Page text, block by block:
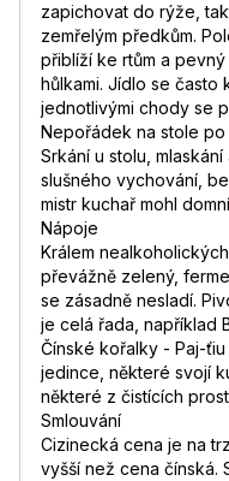
zapichovat do rýže,
zemřelým předkům.
přiblíží ke rtům a
hůlkami. Jídlo se často
jednotlivými chody se
Nepořádek na stole
Srkání u stolu,
slušného vychování,
mistr kuchař mohl
Nápoje
Králem
převážně zelený,
se zásadně nesladí.
je celá řada, například
Čínské kořalky - Paj-
jedince, některé svojí
některé z čistících
Smlouvání
Cizinecká cena je na
vyšší než cena čínská.